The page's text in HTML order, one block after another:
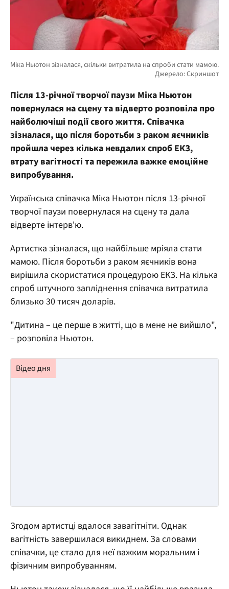
Після 13-річної творчої паузи Міка Ньютон
повернулася на сцену та відверто розповіла про
найболючіші події свого життя. Співачка
зізналася, що після боротьби з раком яєчників
пройшла через кілька невдалих спроб ЕКЗ,
втрату вагітності та пережила важке емоційне
випробування.
Українська співачка Міка Ньютон після 13-річної
творчої паузи повернулася на сцену та дала
відверте інтерв'ю.
Артистка зізналася, що найбільше мріяла стати
мамою. Після боротьби з раком яєчників вона
вирішила скористатися процедурою ЕКЗ. На кілька
спроб штучного запліднення співачка витратила
близько 30 тисяч доларів.
"Дитина – це перше в житті, що в мене не вийшло",
– розповіла Ньютон.
Згодом артистці вдалося завагітніти. Однак
вагітність завершилася викиднем. За словами
співачки, це стало для неї важким моральним і
фізичним випробуванням.